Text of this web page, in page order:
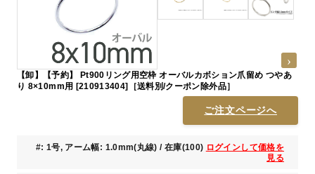
【卸】【予約】 Pt900リング用空枠 オーバルカボション爪留め つやあ
り 8×10mm用 [210913404]［送料別/クーポン除外品］
ご注文ページへ
#: 1号, アーム幅: 1.0mm(丸線) / 在庫(100) ログインして価格を
見る